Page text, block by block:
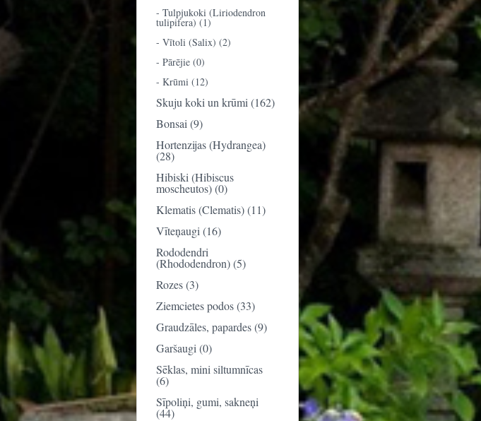
- Tulpjukoki (Liriodendron
tulipifera) (1)
- Vītoli (Salix) (2)
- Pārējie (0)
- Krūmi (12)
Skuju koki un krūmi (162)
Bonsai (9)
Hortenzijas (Hydrangea)
(28)
Hibiski (Hibiscus
moscheutos) (0)
Klematis (Clematis) (11)
Vīteņaugi (16)
Rododendri
(Rhododendron) (5)
Rozes (3)
Ziemcietes podos (33)
Graudzāles, papardes (9)
Garšaugi (0)
Sēklas, mini siltumnīcas
(6)
Sīpoliņi, gumi, sakneņi
(44)